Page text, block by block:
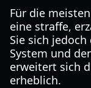
Für die
eine straffe,
Sie sich
System und
erweitert sich
erheblich.